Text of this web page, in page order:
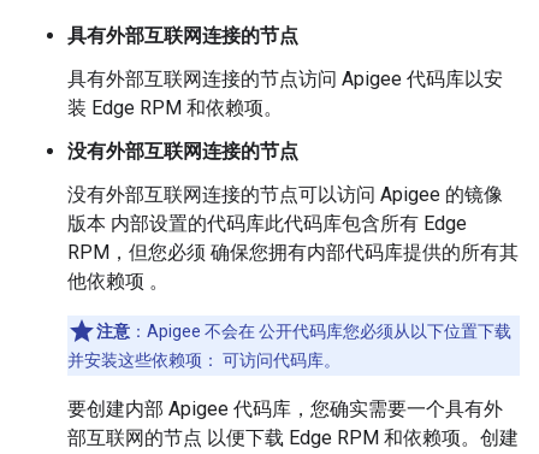
具有外部互联网连接的节点
具有外部互联网连接的节点访问 Apigee 代码库以安
装 Edge RPM 和依赖项。
没有外部互联网连接的节点
没有外部互联网连接的节点可以访问 Apigee 的镜像
版本 内部设置的代码库此代码库包含所有 Edge
RPM，但您必须 确保您拥有内部代码库提供的所有其
他依赖项 。
注意 ：Apigee 不会在 公开代码库您必须从以下位置下载
并安装这些依赖项： 可访问代码库。
要创建内部 Apigee 代码库，您确实需要一个具有外
部互联网的节点 以便下载 Edge RPM 和依赖项。创建